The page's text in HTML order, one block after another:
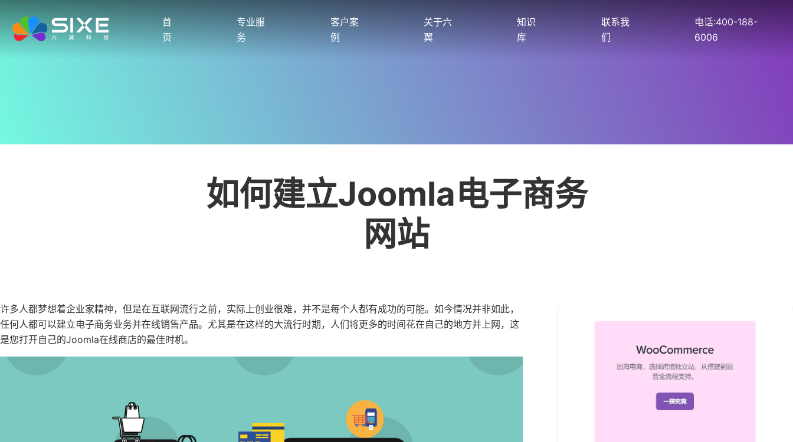
首
页
专业服
务
客户案
例
关于六
翼
知识
库
联系我
们
电话:400-188-
6006
如何建立Joomla电子商务
网站
许多人都梦想着企业家精神，但是在互联网流行之前，实际上创业很难，并不是每个人都有成功的可能。如今情况并非如此，
任何人都可以建立电子商务业务并在线销售产品。尤其是在这样的大流行时期，人们将更多的时间花在自己的地方并上网，这
是您打开自己的Joomla在线商店的最佳时机。